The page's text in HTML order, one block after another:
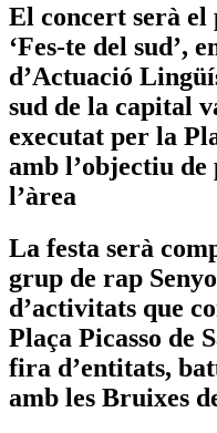
El concert serà
‘Fes-te del sud’,
d’Actuació
sud de la capital
executat per la
amb l’objectiu
l’àrea
La festa serà
grup de rap
d’activitats que
Plaça Picasso de
fira d’entitats,
amb les Bruixes